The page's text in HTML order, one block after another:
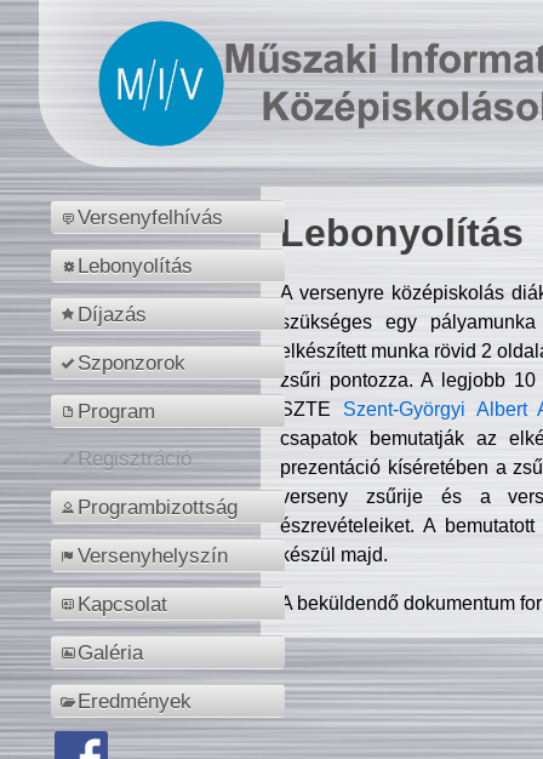
Versenyfelhívás
Lebonyolítás
Díjazás
Szponzorok
Program
Regisztráció
Programbizottság
Versenyhelyszín
Kapcsolat
Galéria
Eredmények
Lebonyolítás
A versenyre középiskolás
szükséges egy
elkészített munka rövid 2
zsűri pontozza. A legjobb
SZTE Szent-Györgyi Albert
csapatok bemutatják az
prezentáció kíséretében a
verseny zsűrije és a
észrevételeiket. A
készül majd.
A beküldendő dokumentum